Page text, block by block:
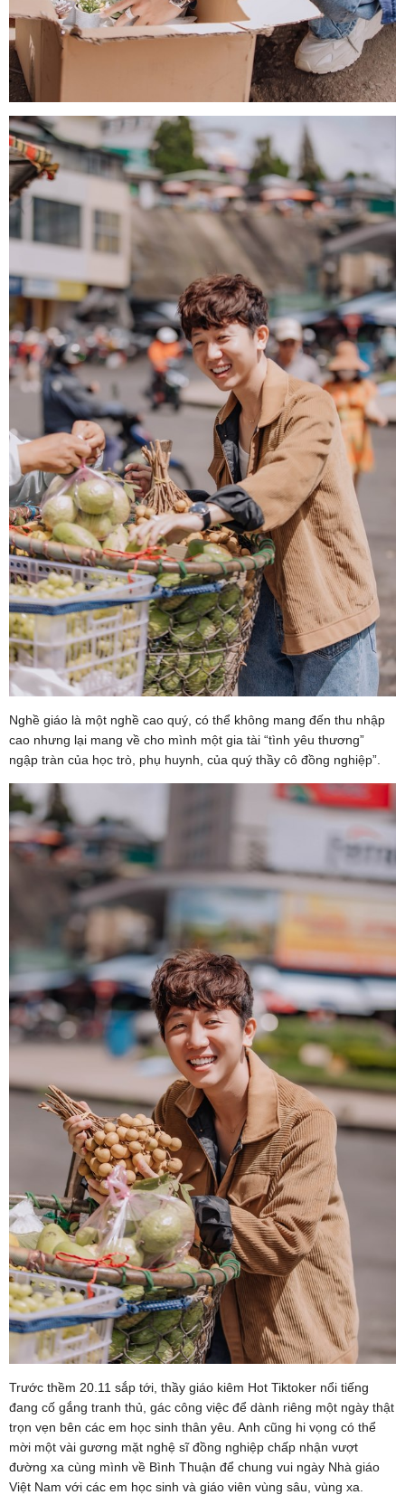
Nghề giáo là một nghề cao quý, có thể không mang đến thu nhập
cao nhưng lại mang về cho mình một gia tài “tình yêu thương”
ngập tràn của học trò, phụ huynh, của quý thầy cô đồng nghiệp”.
Trước thềm 20.11 sắp tới, thầy giáo kiêm Hot Tiktoker nổi tiếng
đang cố gắng tranh thủ, gác công việc để dành riêng một ngày thật
trọn vẹn bên các em học sinh thân yêu. Anh cũng hi vọng có thể
mời một vài gương mặt nghệ sĩ đồng nghiệp chấp nhận vượt
đường xa cùng mình về Bình Thuận để chung vui ngày Nhà giáo
Việt Nam với các em học sinh và giáo viên vùng sâu, vùng xa.